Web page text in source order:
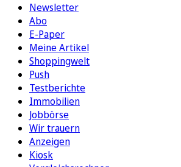
Newsletter
Abo
E-Paper
Meine Artikel
Shoppingwelt
Push
Testberichte
Immobilien
Jobbörse
Wir trauern
Anzeigen
Kiosk